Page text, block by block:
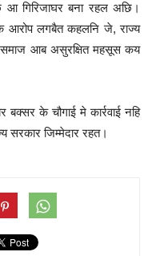
गिरिजाघर बना रहल अछि।
आरोप लगबैत कहलनि जे, राज्य
आब असुरक्षित महसूस कय
बक्सर के चौगाई मे कार्रवाई नहि
सरकार जिम्मेदार रहत।